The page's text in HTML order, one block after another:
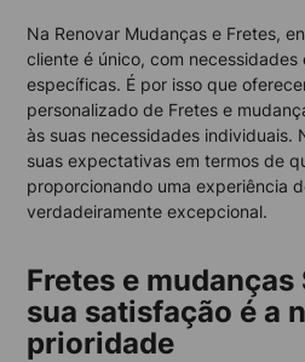
Na Renovar Mudanças e Fretes,
cliente é único, com necessidades
específicas. É por isso que
personalizado de Fretes e
às suas necessidades individuais.
suas expectativas em termos de
proporcionando uma experiência
verdadeiramente excepcional.
Fretes e
sua satisfação é a
prioridade